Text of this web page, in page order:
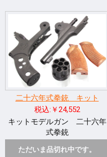
二十六年式拳銃 キット
税込:￥24,552
キットモデルガン 二十六年
式拳銃
ただいま品切れ中です。